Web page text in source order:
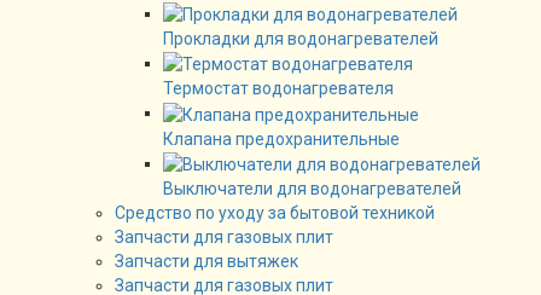
Прокладки для водонагревателей
Термостат водонагревателя
Клапана предохранительные
Выключатели для водонагревателей
Средство по уходу за бытовой техникой
Запчасти для газовых плит
Запчасти для вытяжек
Запчасти для газовых плит